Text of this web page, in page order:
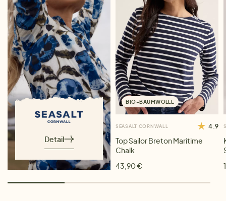
Detail
BIO-BAUMWOLLE
SEASALT CORNWALL 4.9
Top Sailor Breton Maritime
Chalk
43,90 €